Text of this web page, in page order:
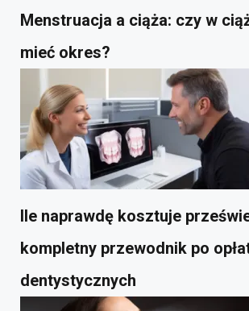
Menstruacja a ciąża: czy w
mieć okres?
Ile naprawdę kosztuje
kompletny przewodnik po
dentystycznych